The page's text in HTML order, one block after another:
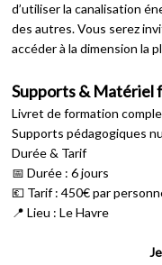
d’utiliser la canalisation
des autres. Vous serez
accéder à la dimension la
Supports & Matériel
Livret de formation
Supports pédagogiques
Durée & Tarif
📅 Durée : 6 jours
💶 Tarif : 450€ par
📍 Lieu : Le Havre